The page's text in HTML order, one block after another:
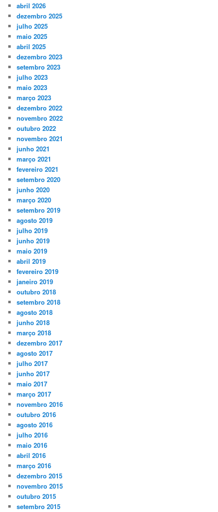
abril 2026
dezembro 2025
julho 2025
maio 2025
abril 2025
dezembro 2023
setembro 2023
julho 2023
maio 2023
março 2023
dezembro 2022
novembro 2022
outubro 2022
novembro 2021
junho 2021
março 2021
fevereiro 2021
setembro 2020
junho 2020
março 2020
setembro 2019
agosto 2019
julho 2019
junho 2019
maio 2019
abril 2019
fevereiro 2019
janeiro 2019
outubro 2018
setembro 2018
agosto 2018
junho 2018
março 2018
dezembro 2017
agosto 2017
julho 2017
junho 2017
maio 2017
março 2017
novembro 2016
outubro 2016
agosto 2016
julho 2016
maio 2016
abril 2016
março 2016
dezembro 2015
novembro 2015
outubro 2015
setembro 2015